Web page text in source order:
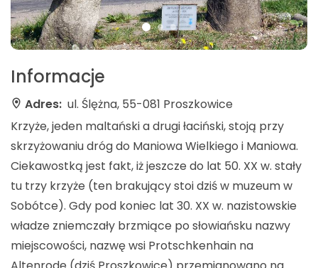
Informacje
Adres: ul. Ślężna, 55-081 Proszkowice
Krzyże, jeden maltański a drugi łaciński, stoją przy
skrzyżowaniu dróg do Maniowa Wielkiego i Maniowa.
Ciekawostką jest fakt, iż jeszcze do lat 50. XX w. stały
tu trzy krzyże (ten brakujący stoi dziś w muzeum w
Sobótce). Gdy pod koniec lat 30. XX w. nazistowskie
władze zniemczały brzmiące po słowiańsku nazwy
miejscowości, nazwę wsi Protschkenhain na